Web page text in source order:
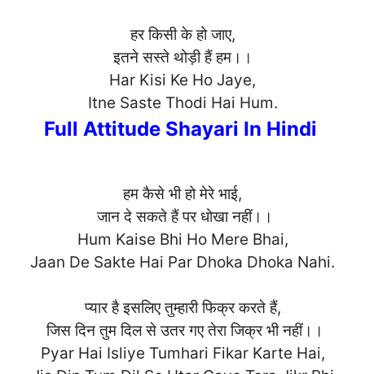
हर किसी के हो जाए,
इतने सस्ते थोड़ी हैं हम।।
Har Kisi Ke Ho Jaye,
Itne Saste Thodi Hai Hum.
Full Attitude Shayari In Hindi
हम कैसे भी हो मेरे भाई,
जान दे सकते हैं पर धोखा नहीं।।
Hum Kaise Bhi Ho Mere Bhai,
Jaan De Sakte Hai Par Dhoka Dhoka Nahi.
प्यार है इसलिए तुम्हारी फिक्र करते हैं,
जिस दिन तुम दिल से उतर गए तेरा जिक्र भी नहीं।।
Pyar Hai Isliye Tumhari Fikar Karte Hai,